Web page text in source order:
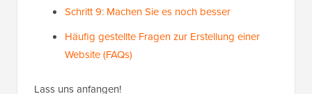
Schritt 9: Machen Sie es noch besser
Häufig gestellte Fragen zur Erstellung einer
Website (FAQs)
Lass uns anfangen!